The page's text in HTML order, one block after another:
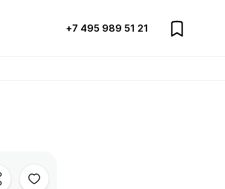
+7 495 989 51 21